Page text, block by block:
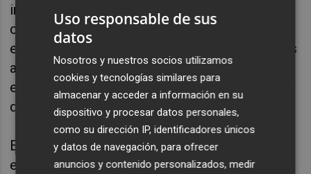
innovación, la sostenibilidad y la mejora
continua, garantizando los más altos
estándares de seguridad y salud en todas sus
actividades y fortaleciendo la confianza de
empresas, colaboradores, administraciones y
demás grupos de interés.
Este reconocimiento supone un nuevo paso
en la estrategia del Instituto para seguir
Uso responsable de sus
datos
Nosotros y nuestros socios utilizamos
cookies y tecnologías similares para
almacenar y acceder a información en su
dispositivo y procesar datos personales,
como su dirección IP, identificadores únicos
y datos de navegación, para ofrecer
anuncios y contenido personalizados, medir